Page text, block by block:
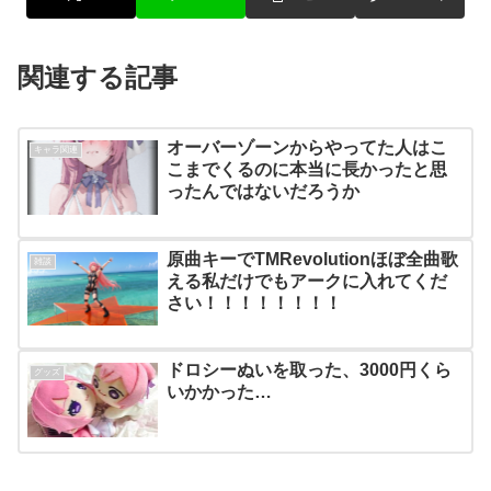
関連する記事
キャラ関連
オーバーゾーンからやってた人はこ
こまでくるのに本当に長かったと思
ったんではないだろうか
雑談
原曲キーでTMRevolutionほぼ全曲歌
える私だけでもアークに入れてくだ
さい！！！！！！！！
グッズ
ドロシーぬいを取った、3000円くら
いかかった…